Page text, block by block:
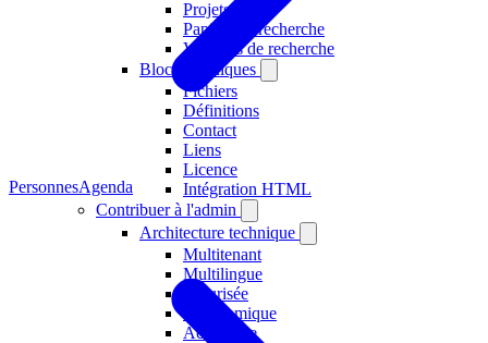
Projets
Papiers de recherche
Volumes de recherche
Blocs techniques
Fichiers
Définitions
Contact
Liens
Licence
Intégration HTML
Contribuer à l'admin
Architecture technique
Multitenant
Multilingue
Sécurisée
Ergonomique
Accessible
PersonnesAgenda